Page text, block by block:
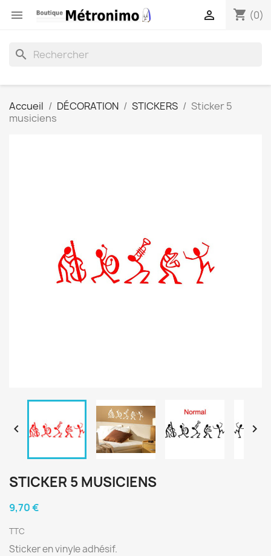
 shopping_cart (0)

search
Accueil DÉCORATION STICKERS
Sticker 5
musiciens
 
STICKER 5 MUSICIENS
9,70 €
TTC
Sticker en vinyle adhésif.